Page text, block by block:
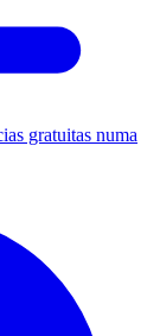
gratuitas numa